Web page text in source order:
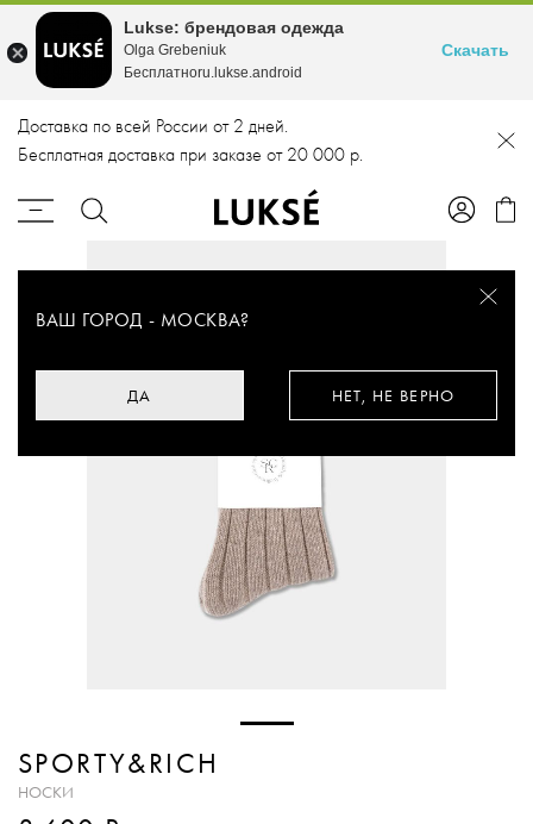
Доставка по всей России от 2 дней.
Бесплатная доставка при заказе от 20 000 р.
ВАШ ГОРОД - МОСКВА?
ДА НЕТ, НЕ ВЕРНО
SPORTY&RICH
НОСКИ
Lukse: брендовая одежда
Olga Grebeniuk
Бесплатноru.lukse.android
Скачать